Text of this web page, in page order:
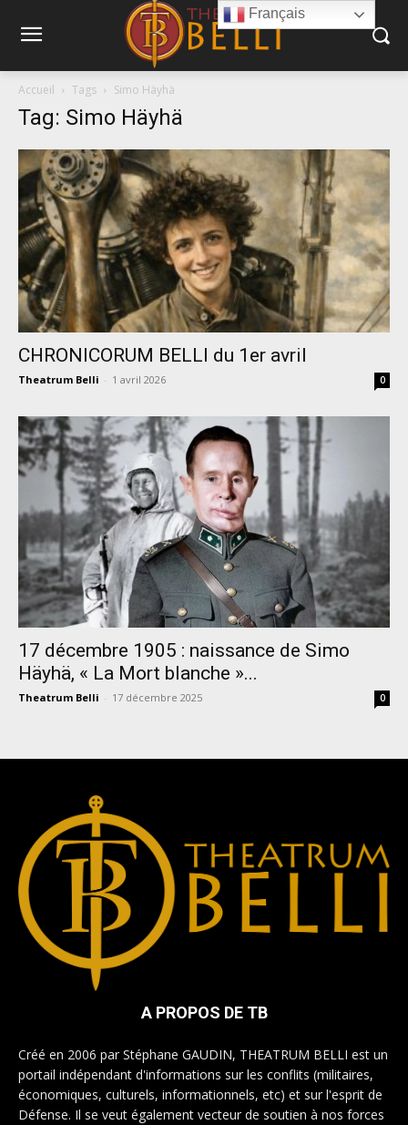
Accueil Tags Simo Häyhä
Tag: Simo Häyhä
CHRONICORUM BELLI du 1er avril
Theatrum Belli - 1 avril 2026 0
17 décembre 1905 : naissance de Simo
Häyhä, « La Mort blanche »...
Theatrum Belli - 17 décembre 2025 0
A PROPOS DE TB
Créé en 2006 par Stéphane GAUDIN, THEATRUM BELLI est un
portail indépendant d'informations sur les conflits (militaires,
économiques, culturels, informationnels, etc) et sur l'esprit de
Défense. Il se veut également vecteur de soutien à nos forces
Français